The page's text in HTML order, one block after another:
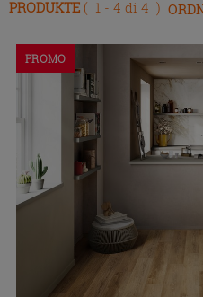
um
Menü
ein-
auszublenden.
PRODUKTE ( 1 - 4 di 4 )
PROMO